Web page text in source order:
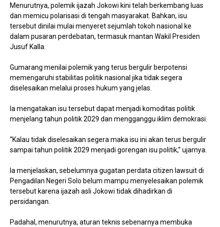
Menurutnya, polemik ijazah Jokowi kini telah berkembang luas
dan memicu polarisasi di tengah masyarakat. Bahkan, isu
tersebut dinilai mulai menyeret sejumlah tokoh nasional ke
dalam pusaran perdebatan, termasuk mantan Wakil Presiden
Jusuf Kalla.
Gumarang menilai polemik yang terus bergulir berpotensi
memengaruhi stabilitas politik nasional jika tidak segera
diselesaikan melalui proses hukum yang jelas.
Ia mengatakan isu tersebut dapat menjadi komoditas politik
menjelang tahun politik 2029 dan mengganggu iklim demokrasi.
“Kalau tidak diselesaikan segera maka isu ini akan terus bergulir
sampai tahun politik 2029 menjadi gorengan isu politik,” ujarnya.
Ia menjelaskan, sebelumnya gugatan perdata citizen lawsuit di
Pengadilan Negeri Solo belum mampu menyelesaikan polemik
tersebut karena ijazah asli Jokowi tidak dihadirkan di
persidangan.
Padahal, menurutnya, aturan teknis sebenarnya membuka